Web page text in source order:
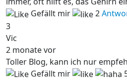
Gefällt mir
2
3
Vic
2 monate vor
Toller Blog, kann ich nur
Gefällt mir